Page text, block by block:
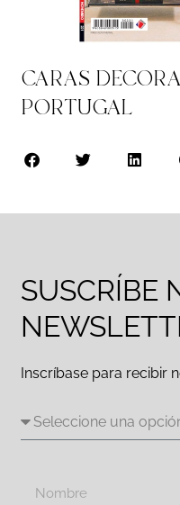
CARAS
PORTUGAL
SUSCRÍBE
Inscríbase para recibir